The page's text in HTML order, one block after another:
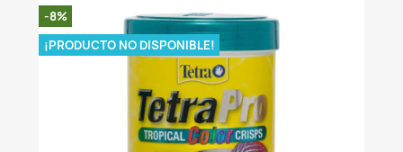
¡EN OFERTA!
¡PRODUCTO NO DISPONIBLE!